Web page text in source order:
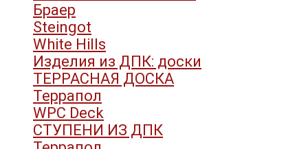
Браер
Steingot
White Hills
Изделия из ДПК: доски
ТЕРРАСНАЯ ДОСКА
Террапол
WPC Deck
СТУПЕНИ ИЗ ДПК